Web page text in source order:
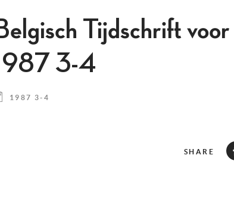
Tijdschrift
3-4
1987 3-4
SHARE